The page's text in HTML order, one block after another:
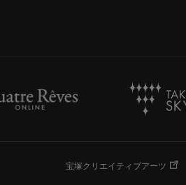
宝塚クリエイティブアーツ